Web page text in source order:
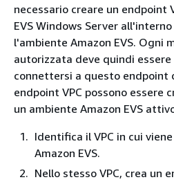
necessario creare un endpoint
EVS Windows Server
l'ambiente Amazon EVS. Ogni
autorizzata deve quindi
connettersi a questo endpoint
endpoint VPC possono essere
un ambiente Amazon EVS
Identifica il VPC in cui
Amazon EVS.
Nello stesso VPC, crea un